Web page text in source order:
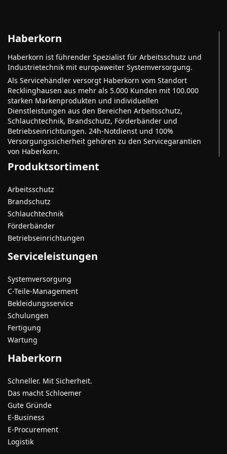
Haberkorn
Haberkorn ist führender Spezialist für Arbeitsschutz und
Industrietechnik mit europaweiter Systemversorgung.
Als Servicehändler versorgt Haberkorn vom Standort
Recklinghausen aus mehr als 5.000 Kunden mit 100.000
starken Markenprodukten und individuellen
Dienstleistungen aus den Bereichen Arbeitsschutz,
Schlauchtechnik, Brandschutz, Förderbänder und
Betriebseinrichtungen. 24h-Notdienst und 100%
Versorgungssicherheit gehören zu den Servicegarantien
von Haberkorn.
Produktsortiment
Arbeitsschutz
Brandschutz
Schlauchtechnik
Förderbänder
Betriebseinrichtungen
Serviceleistungen
Systemversorgung
C-Teile-Management
Bekleidungsservice
Schulungen
Fertigung
Wartung
Haberkorn
Schneller. Mit Sicherheit.
Das macht Schloemer
Gute Gründe
E-Business
E-Procurement
Logistik